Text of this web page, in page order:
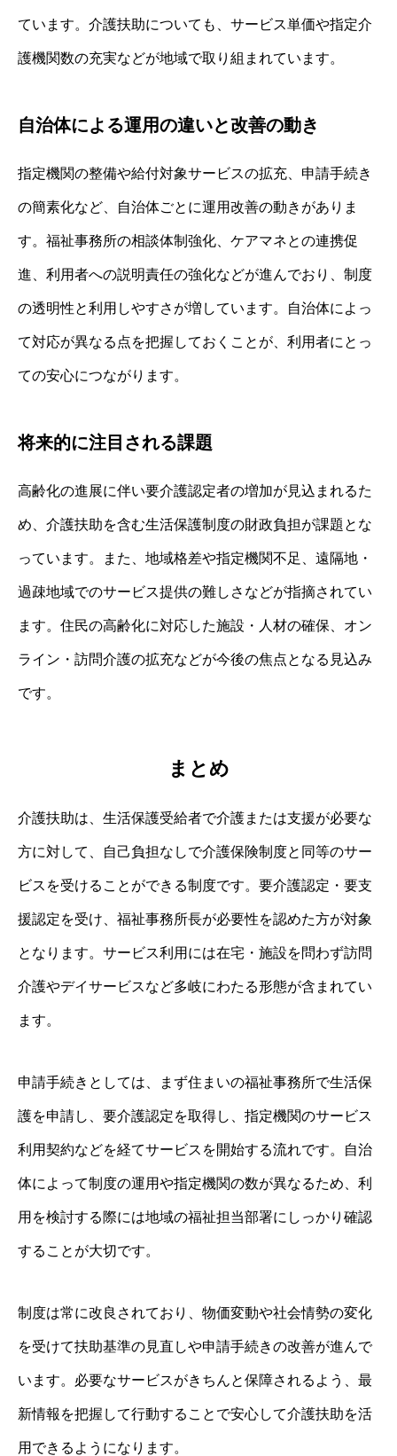
ています。介護扶助についても、サービス単価や指定介
護機関数の充実などが地域で取り組まれています。
自治体による運用の違いと改善の動き
指定機関の整備や給付対象サービスの拡充、申請手続き
の簡素化など、自治体ごとに運用改善の動きがありま
す。福祉事務所の相談体制強化、ケアマネとの連携促
進、利用者への説明責任の強化などが進んでおり、制度
の透明性と利用しやすさが増しています。自治体によっ
て対応が異なる点を把握しておくことが、利用者にとっ
ての安心につながります。
将来的に注目される課題
高齢化の進展に伴い要介護認定者の増加が見込まれるた
め、介護扶助を含む生活保護制度の財政負担が課題とな
っています。また、地域格差や指定機関不足、遠隔地・
過疎地域でのサービス提供の難しさなどが指摘されてい
ます。住民の高齢化に対応した施設・人材の確保、オン
ライン・訪問介護の拡充などが今後の焦点となる見込み
です。
まとめ
介護扶助は、生活保護受給者で介護または支援が必要な
方に対して、自己負担なしで介護保険制度と同等のサー
ビスを受けることができる制度です。要介護認定・要支
援認定を受け、福祉事務所長が必要性を認めた方が対象
となります。サービス利用には在宅・施設を問わず訪問
介護やデイサービスなど多岐にわたる形態が含まれてい
ます。
申請手続きとしては、まず住まいの福祉事務所で生活保
護を申請し、要介護認定を取得し、指定機関のサービス
利用契約などを経てサービスを開始する流れです。自治
体によって制度の運用や指定機関の数が異なるため、利
用を検討する際には地域の福祉担当部署にしっかり確認
することが大切です。
制度は常に改良されており、物価変動や社会情勢の変化
を受けて扶助基準の見直しや申請手続きの改善が進んで
います。必要なサービスがきちんと保障されるよう、最
新情報を把握して行動することで安心して介護扶助を活
用できるようになります。